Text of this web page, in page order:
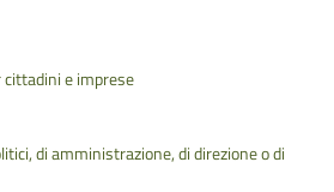
e imprese
di amministrazione, di direzione o di